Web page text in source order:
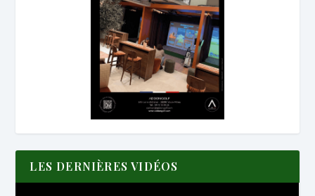
LES DERNIÈRES VIDÉOS